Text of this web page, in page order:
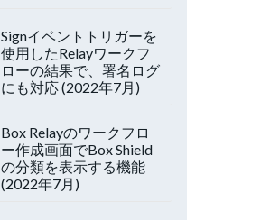
Signイベントトリガーを
使用したRelayワークフ
ローの結果で、署名ログ
にも対応 (2022年7月)
Box Relayのワークフロ
ー作成画面でBox Shield
の分類を表示する機能
(2022年7月)